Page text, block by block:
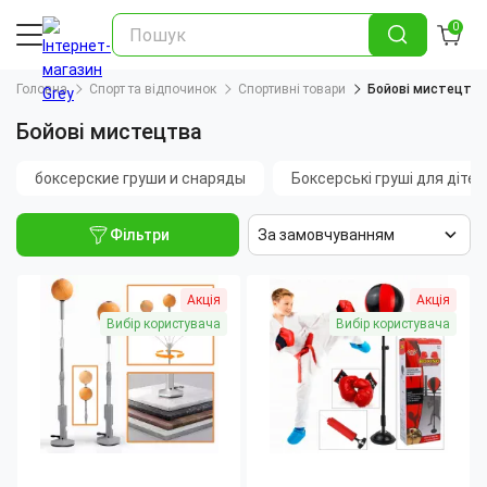
0
Головна Спорт та відпочинок Спортивні товари Бойові мистецтва
Бойові мистецтва
боксерские груши и снаряды Боксерські груші для дітей
Фільтри За замовчуванням
Акція
Вибір користувача
Акція
Вибір користувача